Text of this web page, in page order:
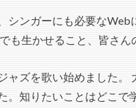
シンガーにも必要な
も生かせること、皆さ
ャズを歌い始めました。
。知りたいことはどこで